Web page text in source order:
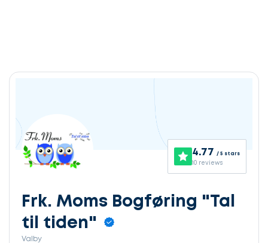
4.77 / 5 stars
10 reviews
Frk. Moms Bogføring "Tal
til tiden"
Valby